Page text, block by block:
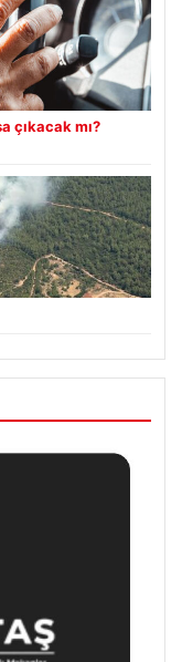
çıkacak mı?